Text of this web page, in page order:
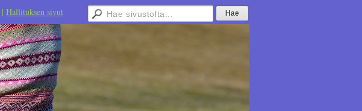
| Hallituksen sivut